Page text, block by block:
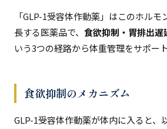
「GLP-1受容体作動薬」はこのホル
長する医薬品で、 食欲抑制・胃排出
いう3つの経路から体重管理をサポート
食欲抑制のメカニズム
GLP-1受容体作動薬が体内に入ると、